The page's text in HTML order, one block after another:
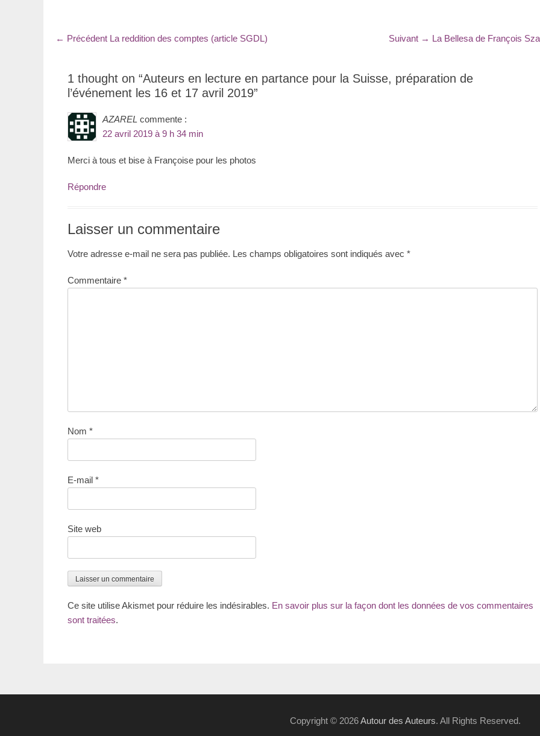
Navigation
l’article
← Précédent Article
La reddition des comptes (article SGDL) Suivant → Article
La Bellesa de François
1 thought on “Auteurs en lecture en partance pour la Suisse, préparation de
l’événement les 16 et 17 avril 2019”
AZAREL commente :
22 avril 2019 à 9 h 34 min
Merci à tous et bise à Françoise pour les photos
Répondre
Laisser un commentaire
Votre adresse e-mail ne sera pas publiée. Les champs obligatoires sont indiqués avec *
Commentaire *
Nom *
E-mail *
Site web
Ce site utilise Akismet pour réduire les indésirables. En savoir plus sur la façon dont les données de vos commentaires
sont traitées.
Copyright © 2026Autour des Auteurs. All Rights Reserved.